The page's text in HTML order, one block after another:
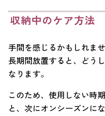
収納中のケア方法
手間を感じるかもしれま
長期間放置すると、どう
なります。
このため、使用しない時
と、次にオンシーズンに